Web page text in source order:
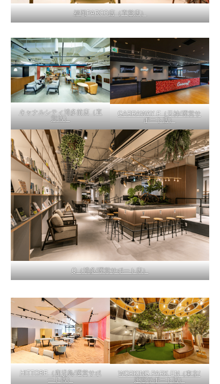
福岡PARCO店（直営店）
キャナルシティ博多前店（直
営店）
GARRAWAY F（天神/運営サ
ポート店）
Q（博多/運営サポート店）
HITTOBE（鹿児島/運営サポ
ート店）
WORKING PARK EN（東京/
運営サポート店）